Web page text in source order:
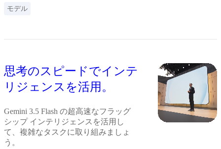
モデル
思考のスピードでインテ
リジェンスを活用。
Gemini 3.5 Flash の超高速なフラッグ
シップ インテリジェンスを活用し
て、複雑なタスクに取り組みましょ
う。